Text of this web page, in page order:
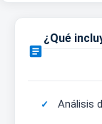

¿Qué
Análisis